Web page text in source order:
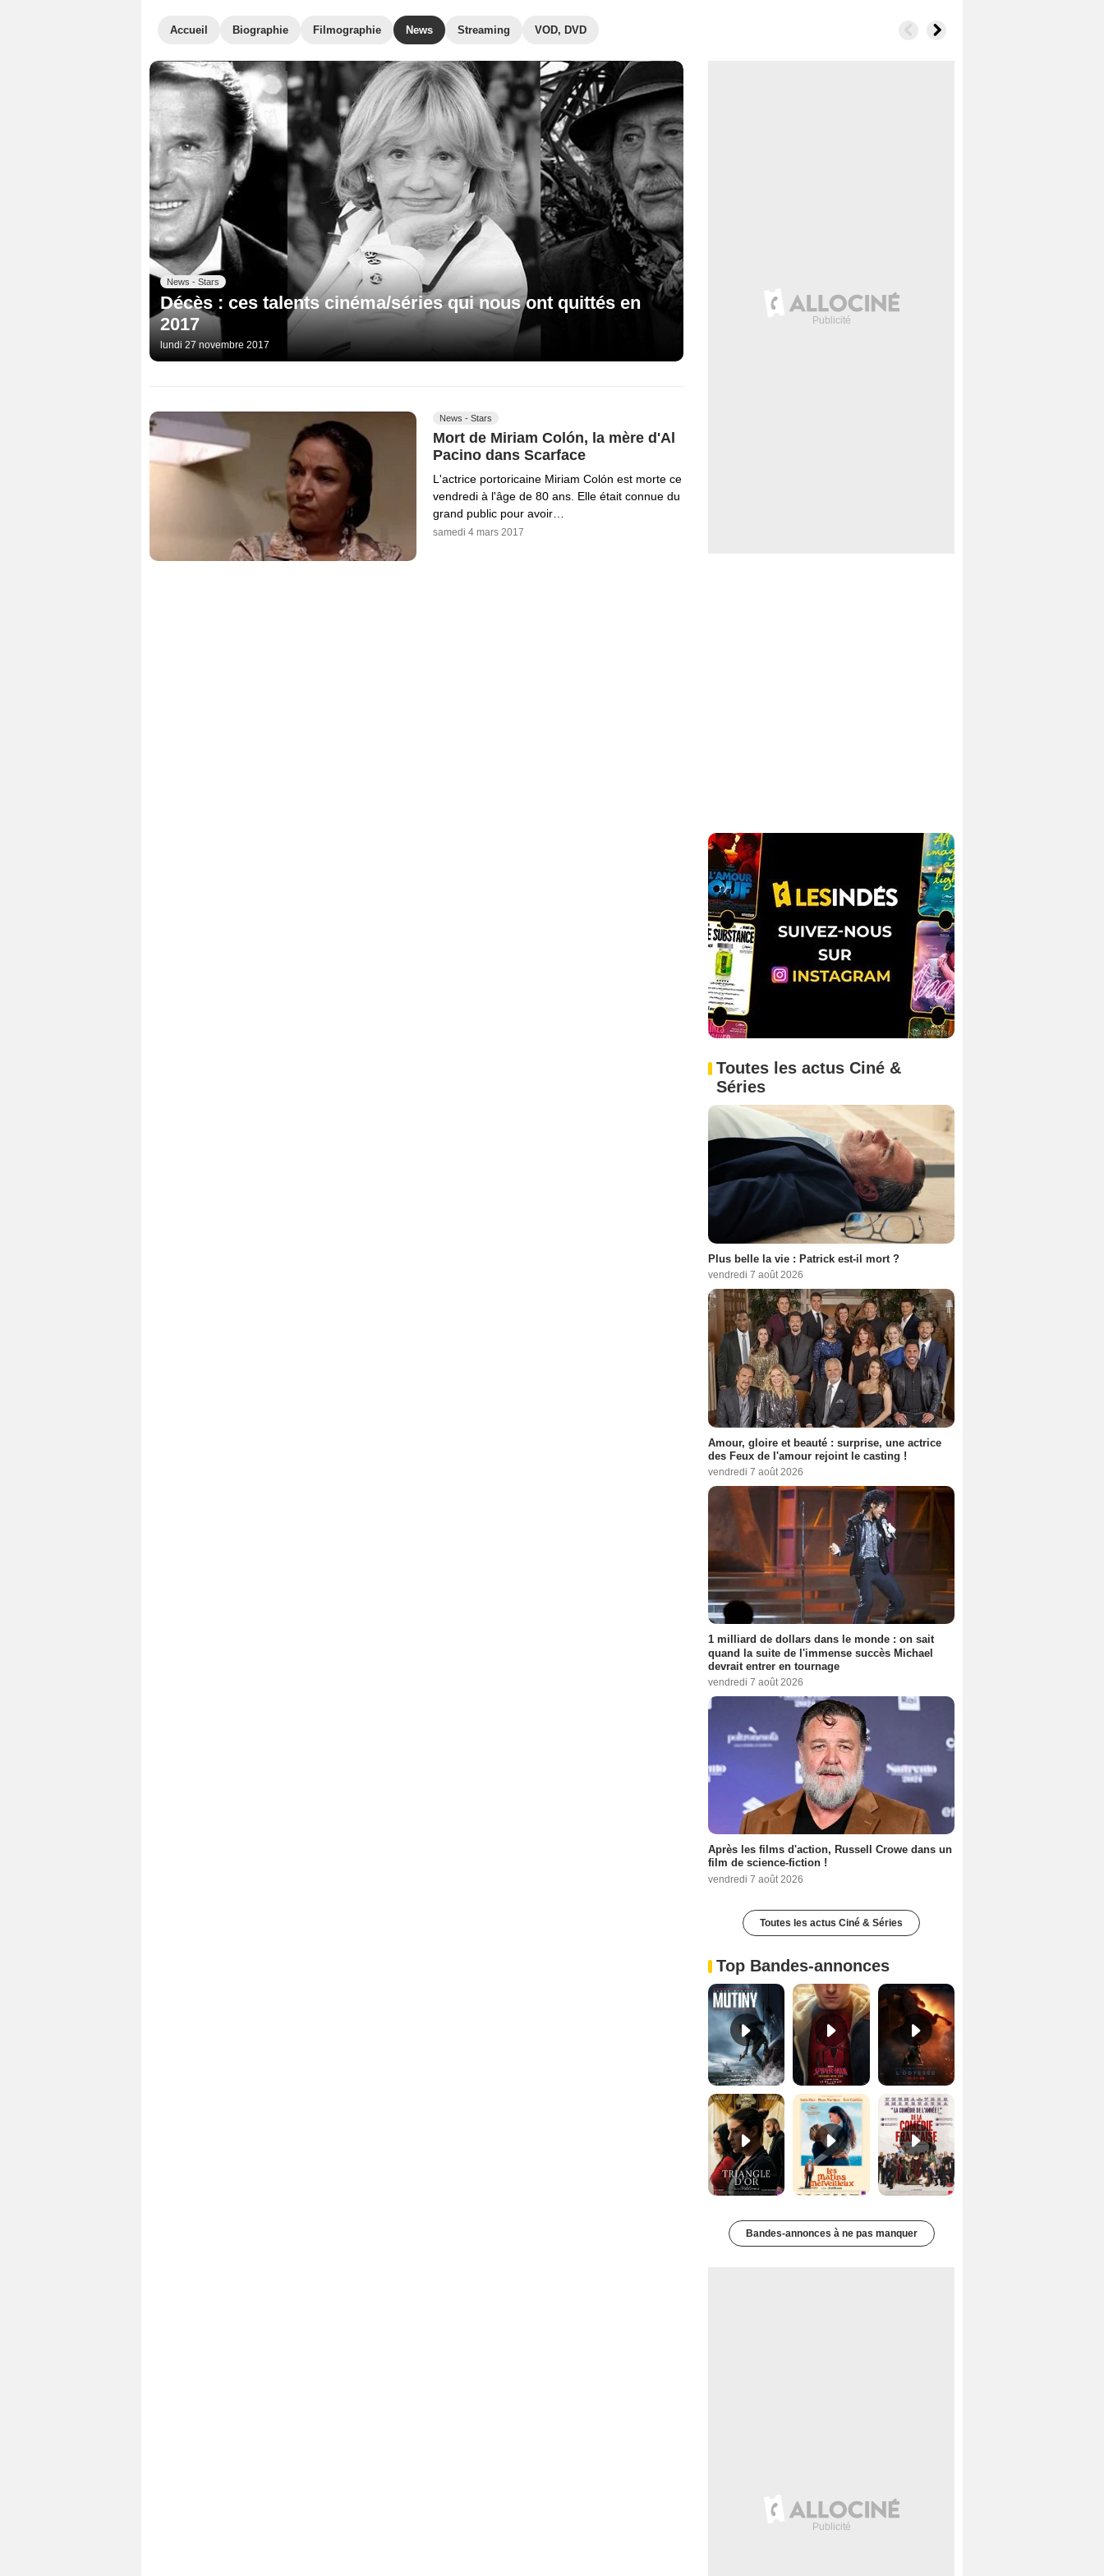
Accueil Biographie Filmographie News Streaming VOD, DVD
News - Stars
Décès : ces talents cinéma/séries qui nous ont quittés en
2017
lundi 27 novembre 2017
News - Stars
Mort de Miriam Colón, la mère d'Al
Pacino dans Scarface
L'actrice portoricaine Miriam Colón est morte ce
vendredi à l'âge de 80 ans. Elle était connue du
grand public pour avoir…
samedi 4 mars 2017
Toutes les actus Ciné &
Séries
Plus belle la vie : Patrick est-il mort ?
vendredi 7 août 2026
Amour, gloire et beauté : surprise, une actrice
des Feux de l'amour rejoint le casting !
vendredi 7 août 2026
1 milliard de dollars dans le monde : on sait
quand la suite de l'immense succès Michael
devrait entrer en tournage
vendredi 7 août 2026
Après les films d'action, Russell Crowe dans un
film de science-fiction !
vendredi 7 août 2026
Toutes les actus Ciné & Séries
Top Bandes-annonces
Mutiny Bande-annonce VO STFR Spider-Man: Brand New Day Bande-annonce VO STFR
Le Triangle d'or Bande-annonce VF De la Comédie-Française Teaser VF
Bandes-annonces à ne pas manquer